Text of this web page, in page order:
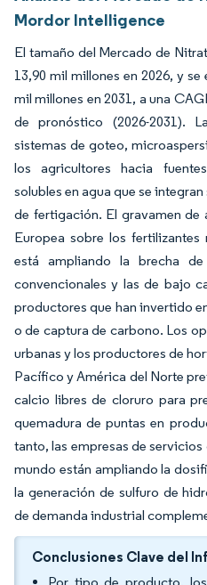
Mordor Intelligence
El tamaño del Mercado de
13,90 mil millones en 2026, y se
mil millones en 2031, a una
de pronóstico (2026-2031).
sistemas de goteo,
los agricultores hacia
solubles en agua que se
de fertigación. El gravamen de
Europea sobre los
está ampliando la brecha
convencionales y las de bajo
productores que han invertido
o de captura de carbono. Los
urbanas y los productores de
Pacífico y América del Norte
calcio libres de cloruro para
quemadura de puntas en
tanto, las empresas de
mundo están ampliando la
la generación de sulfuro de
de demanda industrial
Conclusiones Clave del